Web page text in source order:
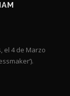
el 4 de Marzo